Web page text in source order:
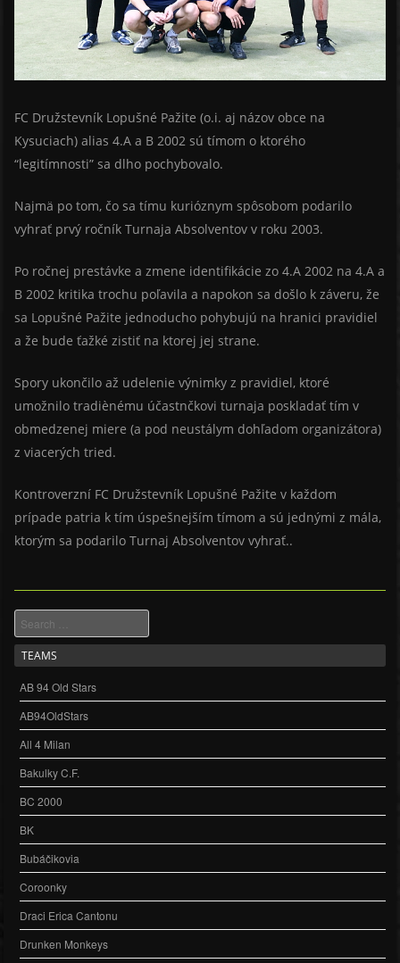
FC Družstevník Lopušné Pažite (o.i. aj názov obce na
Kysuciach) alias 4.A a B 2002 sú tímom o ktorého
“legitímnosti” sa dlho pochybovalo.
Najmä po tom, čo sa tímu kurióznym spôsobom podarilo
vyhrať prvý ročník Turnaja Absolventov v roku 2003.
Po ročnej prestávke a zmene identifikácie zo 4.A 2002 na 4.A a
B 2002 kritika trochu poľavila a napokon sa došlo k záveru, že
sa Lopušné Pažite jednoducho pohybujú na hranici pravidiel
a že bude ťažké zistiť na ktorej jej strane.
Spory ukončilo až udelenie výnimky z pravidiel, ktoré
umožnilo tradiènému účastnčkovi turnaja poskladať tím v
obmedzenej miere (a pod neustálym dohľadom organizátora)
z viacerých tried.
Kontroverzní FC Družstevník Lopušné Pažite v každom
prípade patria k tím úspešnejším tímom a sú jednými z mála,
ktorým sa podarilo Turnaj Absolventov vyhrať..
Search
TEAMS
AB 94 Old Stars
AB94OldStars
All 4 Milan
Bakulky C.F.
BC 2000
BK
Bubáčikovia
Coroonky
Draci Erica Cantonu
Drunken Monkeys